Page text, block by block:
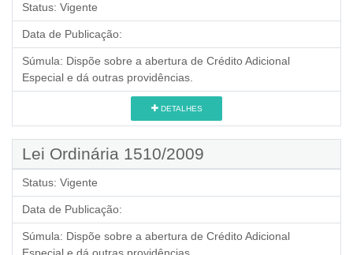
Status: Vigente
Data de Publicação:
Súmula: Dispõe sobre a abertura de Crédito Adicional
Especial e dá outras providências.
DETALHES
Lei Ordinária 1510/2009
Status: Vigente
Data de Publicação:
Súmula: Dispõe sobre a abertura de Crédito Adicional